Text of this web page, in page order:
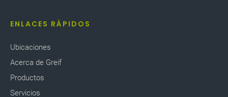
ENLACES RÁPIDOS
Ubicaciones
Acerca de Greif
Productos
Servicios